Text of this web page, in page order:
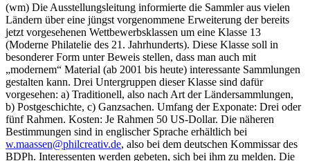
(wm) Die Ausstellungsleitung informierte die Sammler aus vielen
Ländern über eine jüngst vorgenommene Erweiterung der bereits
jetzt vorgesehenen Wettbewerbsklassen um eine Klasse 13
(Moderne Philatelie des 21. Jahrhunderts). Diese Klasse soll in
besonderer Form unter Beweis stellen, dass man auch mit
„modernem“ Material (ab 2001 bis heute) interessante Sammlungen
gestalten kann. Drei Untergruppen dieser Klasse sind dafür
vorgesehen: a) Traditionell, also nach Art der Ländersammlungen,
b) Postgeschichte, c) Ganzsachen. Umfang der Exponate: Drei oder
fünf Rahmen. Kosten: Je Rahmen 50 US-Dollar. Die näheren
Bestimmungen sind in englischer Sprache erhältlich bei
w.maassen@philcreativ.de, also bei dem deutschen Kommissar des
BDPh. Interessenten werden gebeten, sich bei ihm zu melden. Die